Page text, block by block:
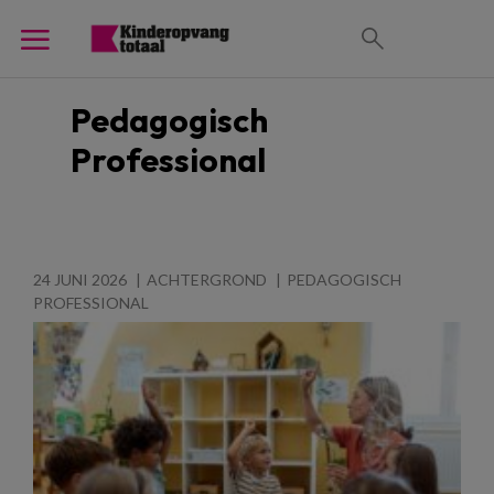
Pedagogisch
Professional
24 JUNI 2026 ACHTERGROND
PEDAGOGISCH
PROFESSIONAL